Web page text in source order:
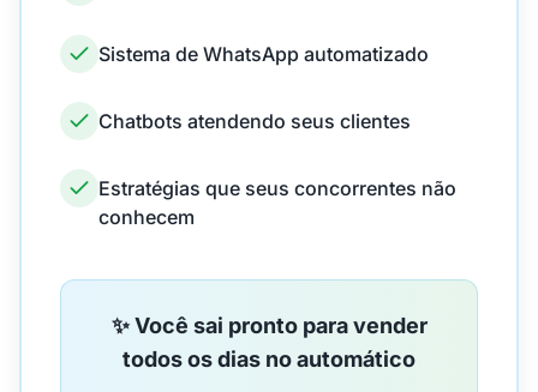
Sistema de WhatsApp automatizado
Chatbots atendendo seus clientes
Estratégias que seus concorrentes não
conhecem
✨ Você sai pronto para vender
todos os dias no automático